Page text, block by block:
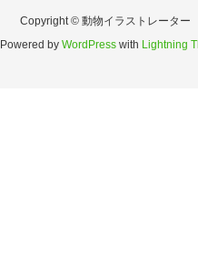
Copyright © 動物イラストレータ
Powered by WordPresswith Lightning